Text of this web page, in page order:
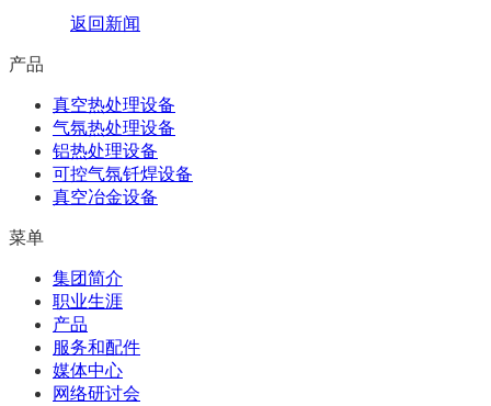
返回新闻
产品
真空热处理设备
气氛热处理设备
铝热处理设备
可控气氛钎焊设备
真空冶金设备
菜单
集团简介
职业生涯
产品
服务和配件
媒体中心
网络研讨会